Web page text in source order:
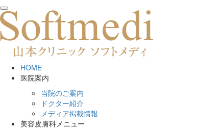
toggle
navigation
HOME
医院案内
当院のご案内
ドクター紹介
メディア掲載情報
美容皮膚科メニュー